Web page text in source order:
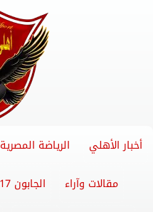
أخبار الأهلي الرياضة المصرية
مقالات وآراء الجابون 2017